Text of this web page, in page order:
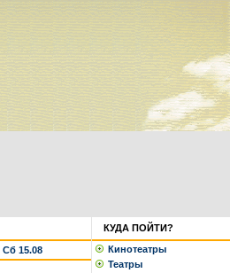
Сб 15.08
КУДА ПОЙТИ?
Кинотеатры
Театры